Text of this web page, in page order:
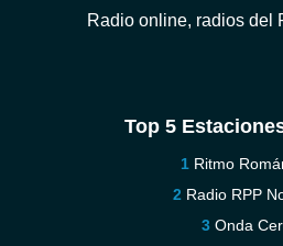
Radio online, radios del
Top 5
Ritmo
Radio RPP
Onda